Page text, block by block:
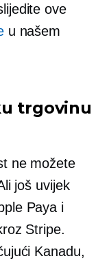
ove
u našem
trgovinu
ne možete
još uvijek
Paya i
Stripe.
Kanadu,